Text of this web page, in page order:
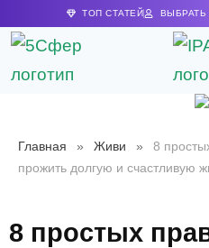
ТОП СТАТЕЙ ВЫБРАТЬ
Главная » Живи »
8
прожить долгую и счастливую
8 простых